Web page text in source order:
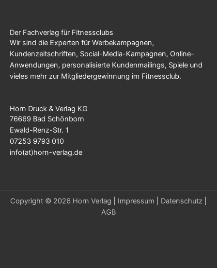
Der Fachverlag für Fitnessclubs
Wir sind die Experten für Werbekampagnen,
Kundenzeitschriften, Social-Media-Kampagnen, Online-
Anwendungen, personalisierte Kundenmailings, Spiele und
vieles mehr zur Mitgliedergewinnung im Fitnessclub.
Horn Druck & Verlag KG
76669 Bad Schönborn
Ewald-Renz-Str. 1
07253 9793 010
info(at)horn-verlag.de
Copyright © 2026 Horn Verlag | Impressum Datenschutz
AGB